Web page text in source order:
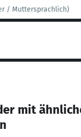
/ Muttersprachlich)
mit